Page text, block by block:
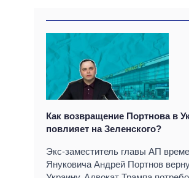
Как возвращение Портнова в
повлияет на Зеленского?
Экс-заместитель главы АП
Януковича Андрей Портнов